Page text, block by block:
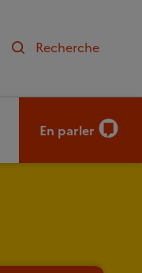
Recherche
En parler